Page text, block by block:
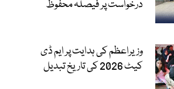
درخواست پر فیصلہ محفوظ
وزیراعظم کی ہدایت پر ایم ڈی
کیٹ 2026 کی تاریخ تبدیل